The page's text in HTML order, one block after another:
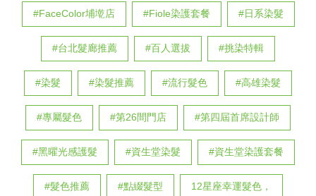
#FaceColor埔墘店 #Fiole染護套餐 #日系染髮
#台北髮廊推薦 #百人選拔 #挑染特輯
#染髮 #染髮推薦 #流行髮色 #高雄染髮
#專屬髮色 #第26間門店 #第四屆首席設計師
#黑曜光感護髮 #資生堂染髮 #資生堂染護套餐
#髮色推薦 #點綴髮型 12星座幸運髮色，